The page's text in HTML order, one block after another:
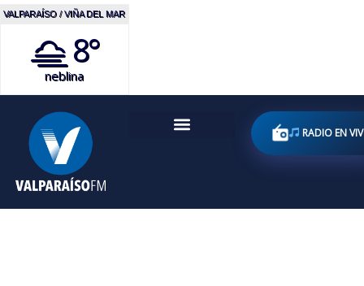
VALPARAÍSO / VIÑA DEL MAR
8°
neblina
RADIO EN